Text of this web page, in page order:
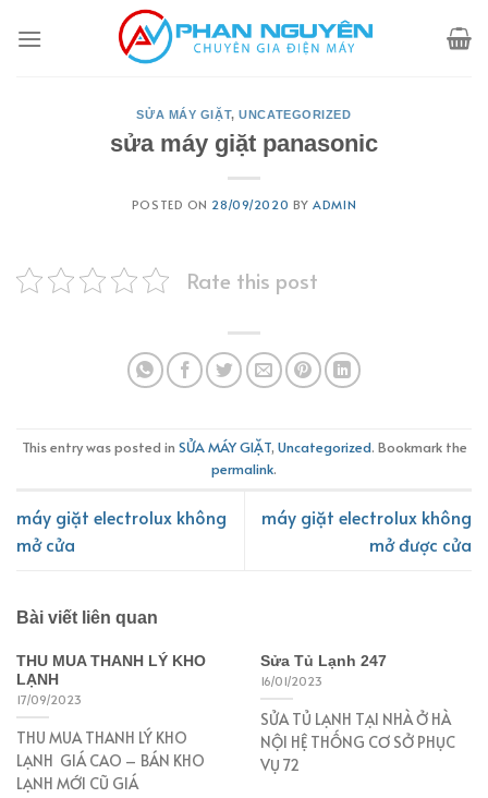
SỬA MÁY GIẶT,UNCATEGORIZED
sửa máy giặt panasonic
POSTED ON 28/09/2020 BYADMIN
Rate this post
This entry was posted in SỬA MÁY GIẶT, Uncategorized. Bookmark the
permalink.
máy giặt electrolux không
mở cửa
máy giặt electrolux không
mở được cửa
Bài viết liên quan
THU MUA THANH LÝ KHO
LẠNH
17/09/2023
THU MUA THANH LÝ KHO
LẠNH GIÁ CAO – BÁN KHO
LẠNH MỚI CŨ GIÁ
Sửa Tủ Lạnh 247
16/01/2023
SỬA TỦ LẠNH TẠI NHÀ Ở HÀ
NỘI HỆ THỐNG CƠ SỞ PHỤC
VỤ 72